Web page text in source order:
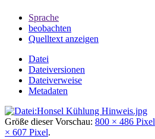
Sprache
beobachten
Quelltext anzeigen
Datei
Dateiversionen
Dateiverweise
Metadaten
Größe dieser Vorschau: 800 × 486 Pixel
× 607 Pixel.